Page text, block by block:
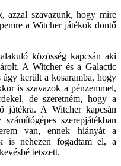
azzal szavazunk, hogy mire
a Witcher játékok döntő
közösség kapcsán aki
A Witcher és a Galactic
került a kosaramba, hogy
is szavazok a pénzemmel,
de szeretném, hogy a
játékra. A Witcher kapcsán
szerepjátékban
van, ennek hiányát a
is nehezen fogadtam el, a
tetszett.